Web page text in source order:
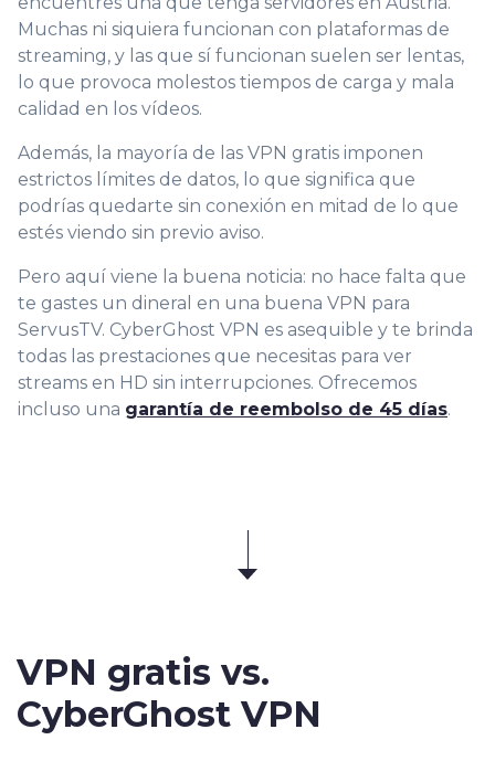
Muchas ni siquiera funcionan con plataformas de
streaming, y las que sí funcionan suelen ser lentas,
lo que provoca molestos tiempos de carga y mala
calidad en los vídeos.
Además, la mayoría de las VPN gratis imponen
estrictos límites de datos, lo que significa que
podrías quedarte sin conexión en mitad de lo que
estés viendo sin previo aviso.
Pero aquí viene la buena noticia: no hace falta que
te gastes un dineral en una buena VPN para
ServusTV. CyberGhost VPN es asequible y te brinda
todas las prestaciones que necesitas para ver
streams en HD sin interrupciones. Ofrecemos
incluso una garantía de reembolso de 45 días.
VPN gratis vs.
CyberGhost VPN